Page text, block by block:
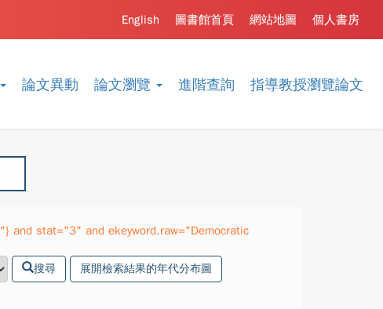
論文異動 論文瀏覽 進階查詢 指導教授瀏覽論文
個人書房
網站地圖
圖書館首頁
English
and stat="3" and ekeyword.raw="Democratic
搜尋 展開檢索結果的年代分布圖